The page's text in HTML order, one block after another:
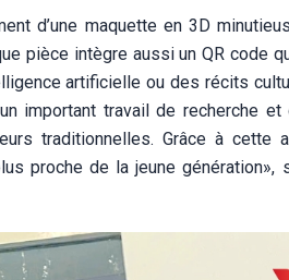
d’une maquette en 3D
pièce intègre aussi un QR code
artificielle ou des récits
important travail de recherche
traditionnelles. Grâce à cette
proche de la jeune génération»,